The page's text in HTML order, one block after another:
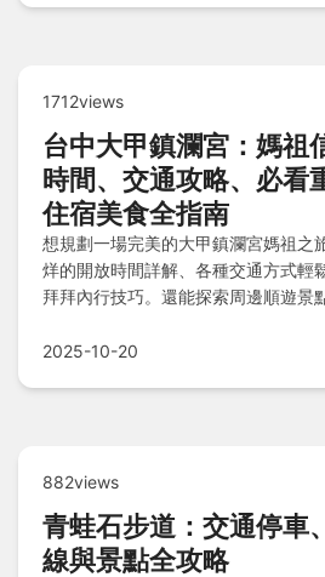
1712views
台中大甲鎮瀾宮：媽祖
時間、交通攻略、必看
住宿美食全指南
想規劃一場完美的大甲鎮瀾宮媽祖之
烊的開放時間詳解、各種交通方式輕
拜拜內行技巧。還能探索周邊順遊景
樂活商旅，鄰近美食地圖讓您吃爆大
2025-10-20
882views
青蛙石步道：交通停車
線與景點全攻略